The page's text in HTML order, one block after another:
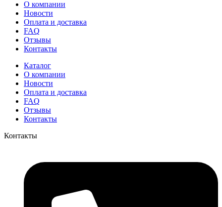
О компании
Новости
Оплата и доставка
FAQ
Отзывы
Контакты
Каталог
О компании
Новости
Оплата и доставка
FAQ
Отзывы
Контакты
Контакты